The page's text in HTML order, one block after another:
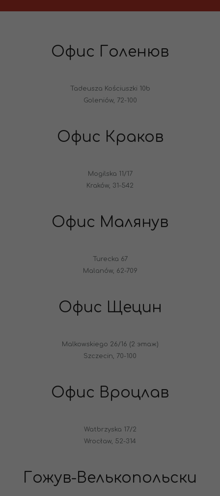
Офис Голенюв
Tadeusza Kościuszki 10b
Goleniów, 72-100
Офис Краков
Mogilska 11/17
Kraków, 31-542
Офис Малянув
Turecka 67
Malanów, 62-709
Офис Щецин
Malkowskiego 26/16 (2 этаж)
Szczecin, 70-100
Офис Вроцлав
Watbrzyska 17/2
Wrocław, 52-314
Гожув-Велькопольски